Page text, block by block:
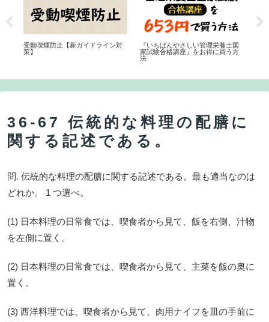
受動喫煙防止【新ガイドライン対
策】
『いちばんやさしい管理栄養士国
家試験合格講座』をお得に買う方
法
36-67 伝統的な料理の配膳に
関する記述である。
問. 伝統的な料理の配膳に関する記述である。最も適当なのは
どれか。 1 つ選べ。
(1) 日本料理の日常食では、喫食者から見て、飯を右側、汁物
を左側に置く。
(2) 日本料理の日常食では、喫食者から見て、主菜を飯の奥に
置く。
(3) 西洋料理では、喫食者から見て、肉用ナイフを皿の手前に